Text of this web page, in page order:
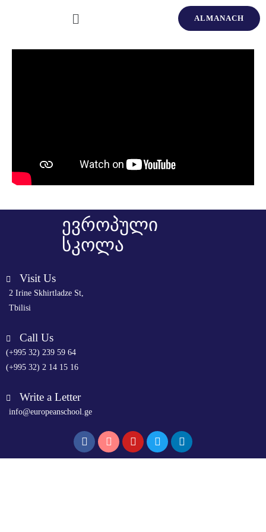
ALMANACH
ევროპული
სკოლა
Visit Us
2 Irine Skhirtladze St,
Tbilisi
Call Us
(+995 32) 239 59 64
(+995 32) 2 14 15 16
Write a Letter
info@europeanschool.ge